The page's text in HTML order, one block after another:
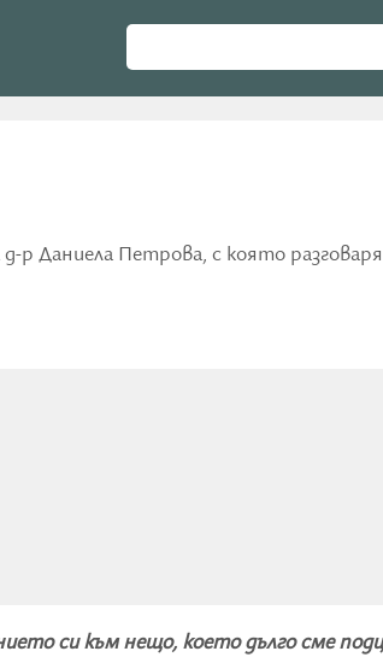
р Даниела Петрова, с която
си към нещо, което дълго сме